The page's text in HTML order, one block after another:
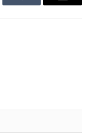
Tumblr Email